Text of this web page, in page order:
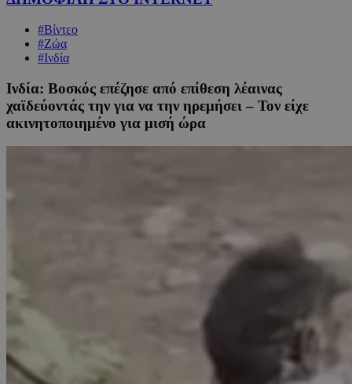
#Βίντεο
#Ζώα
#Ινδία
Ινδία: Βοσκός επέζησε από επίθεση λέαινας
χαϊδεύοντάς την για να την ηρεμήσει – Τον είχε
ακινητοποιημένο για μισή ώρα